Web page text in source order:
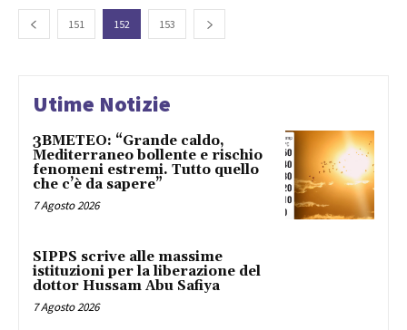
151 152 153
Utime Notizie
3BMETEO: “Grande caldo,
Mediterraneo bollente e rischio
fenomeni estremi. Tutto quello
che c’è da sapere”
7 Agosto 2026
SIPPS scrive alle massime
istituzioni per la liberazione del
dottor Hussam Abu Safiya
7 Agosto 2026